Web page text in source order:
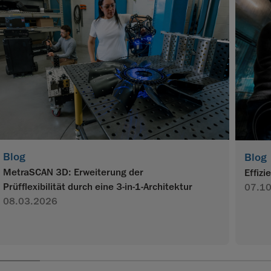
Blog
MetraSCAN 3D: Erweiterung der
Prüfflexibilität durch eine 3-in-1-Architektur
08.03.2026
Blog